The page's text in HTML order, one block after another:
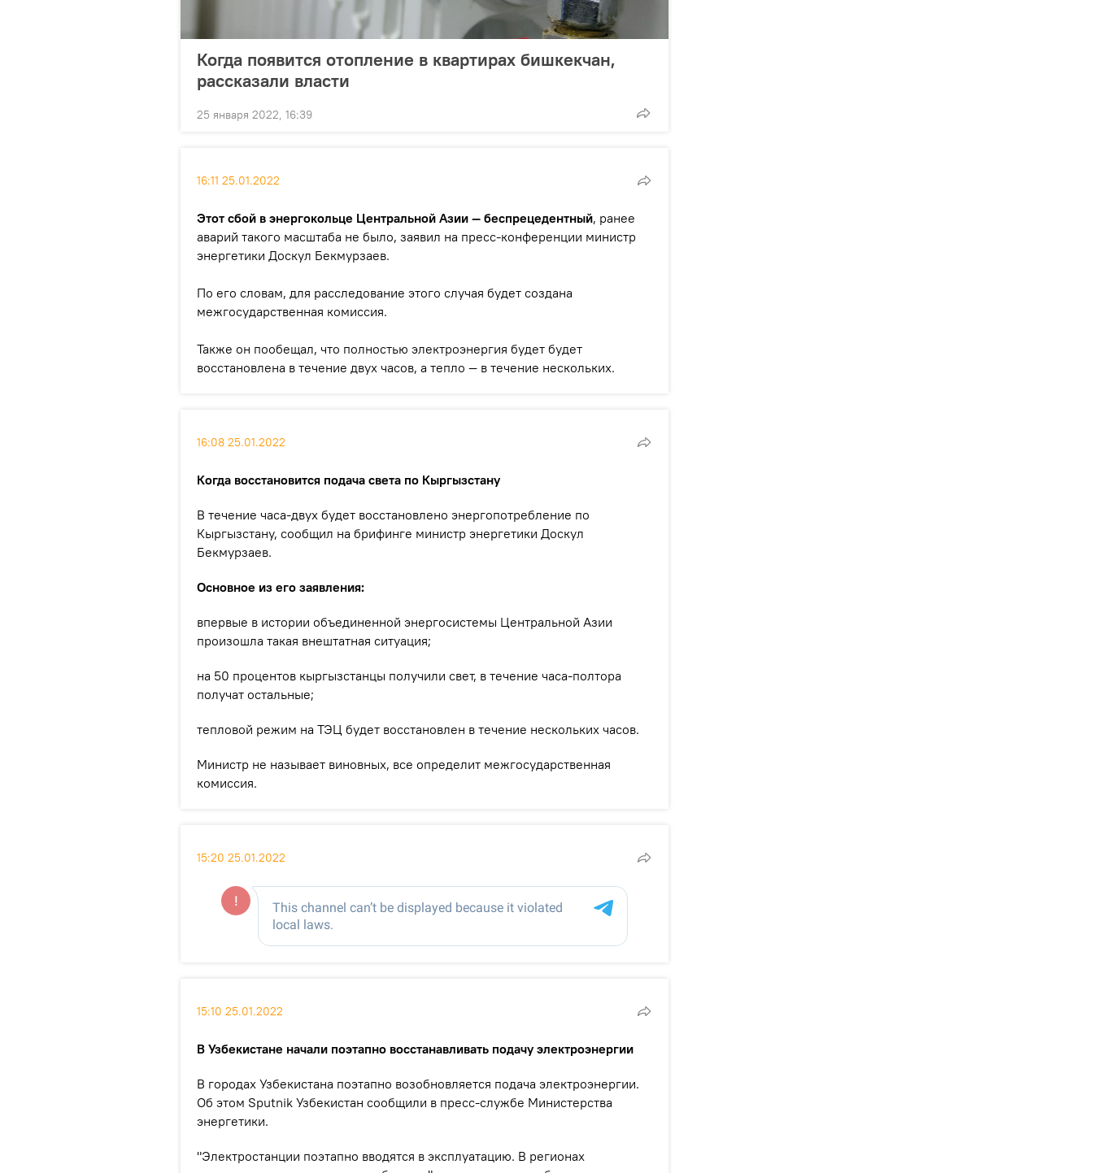
Когда появится отопление в квартирах бишкекчан,
рассказали власти
25 января 2022, 16:39
16:11 25.01.2022
Этот сбой в энергокольце Центральной Азии — беспрецедентный, ранее
аварий такого масштаба не было, заявил на пресс-конференции министр
энергетики Доскул Бекмурзаев.
По его словам, для расследование этого случая будет создана
межгосударственная комиссия.
Также он пообещал, что полностью электроэнергия будет будет
восстановлена в течение двух часов, а тепло — в течение нескольких.
16:08 25.01.2022
Когда восстановится подача света по Кыргызстану
В течение часа-двух будет восстановлено энергопотребление по
Кыргызстану, сообщил на брифинге министр энергетики Доскул
Бекмурзаев.
Основное из его заявления:
впервые в истории объединенной энергосистемы Центральной Азии
произошла такая внештатная ситуация;
на 50 процентов кыргызстанцы получили свет, в течение часа-полтора
получат остальные;
тепловой режим на ТЭЦ будет восстановлен в течение нескольких часов.
Министр не называет виновных, все определит межгосударственная
комиссия.
15:20 25.01.2022
15:10 25.01.2022
В Узбекистане начали поэтапно восстанавливать подачу электроэнергии
В городах Узбекистана поэтапно возобновляется подача электроэнергии.
Об этом Sputnik Узбекистан сообщили в пресс-службе Министерства
энергетики.
"Электростанции поэтапно вводятся в эксплуатацию. В регионах